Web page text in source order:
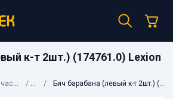
к-т 2шт.) (174761.0) Lexion
Claas Бич барабана (левый к-т 2шт.) (174761.0) Lexion 510, 520, 530,570